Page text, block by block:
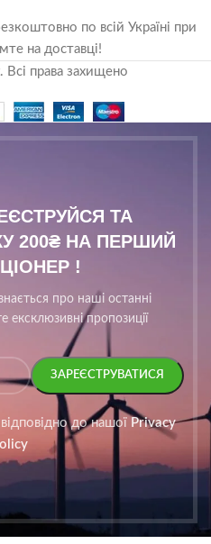
по всій Україні при
на доставці!
. Всі права захищено
ТА
200₴ НА ПЕРШИЙ
!
про наші останні
ексклюзивні пропозиції
до нашої Privacy